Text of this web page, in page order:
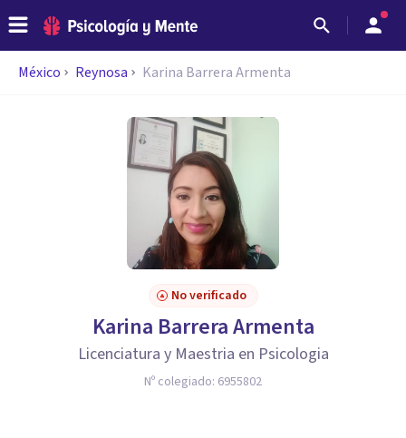
México Reynosa Karina Barrera Armenta
No verificado
Karina Barrera Armenta
Licenciatura y Maestria en Psicologia
Nº colegiado: 6955802